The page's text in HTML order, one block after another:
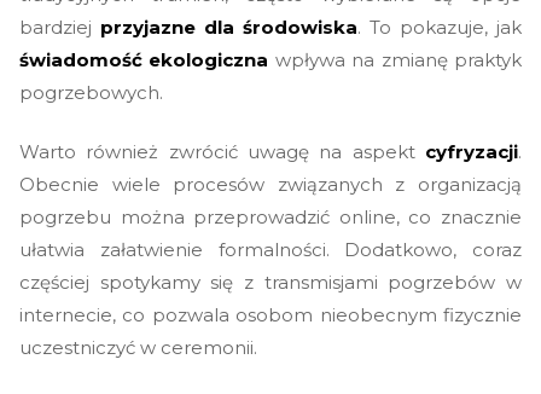
bardziej przyjazne dla środowiska. To pokazuje, jak
świadomość ekologiczna wpływa na zmianę praktyk
pogrzebowych.
Warto również zwrócić uwagę na aspekt cyfryzacji.
Obecnie wiele procesów związanych z organizacją
pogrzebu można przeprowadzić online, co znacznie
ułatwia załatwienie formalności. Dodatkowo, coraz
częściej spotykamy się z transmisjami pogrzebów w
internecie, co pozwala osobom nieobecnym fizycznie
uczestniczyć w ceremonii.